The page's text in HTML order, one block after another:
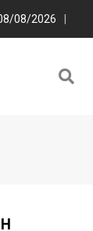
08/2026